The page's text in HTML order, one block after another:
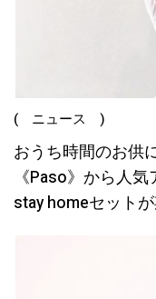
( ニュース )
おうち時間のお供
《Paso》から人
stay homeセット